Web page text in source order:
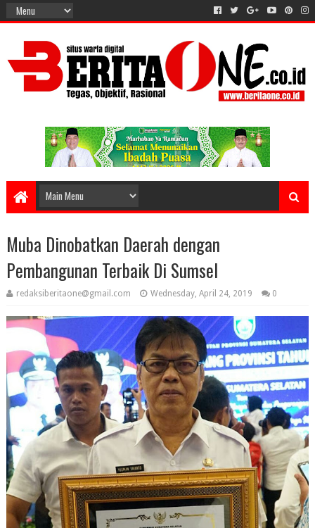
Muba Dinobatkan Daerah dengan
Pembangunan Terbaik Di Sumsel
redaksiberitaone@gmail.com Wednesday, April 24, 2019 0